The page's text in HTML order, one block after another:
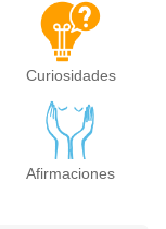
Curiosidades
Afirmaciones